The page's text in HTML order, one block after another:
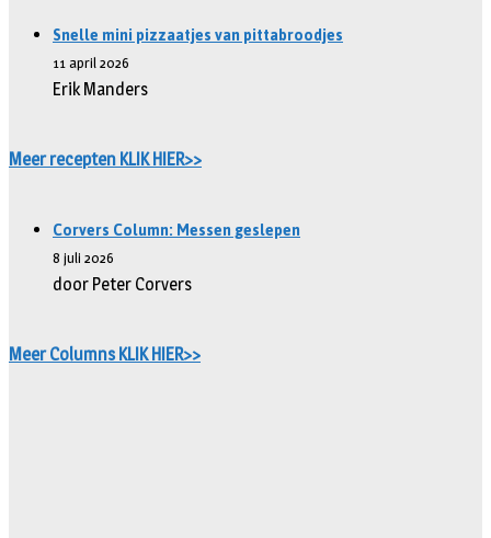
Snelle mini pizzaatjes van pittabroodjes
11 april 2026
Erik Manders
Meer recepten KLIK HIER>>
Corvers Column: Messen geslepen
8 juli 2026
door Peter Corvers
Meer Columns KLIK HIER>>